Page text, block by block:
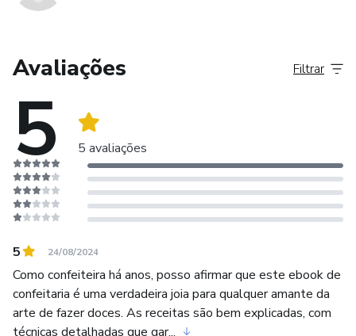
Avaliações
5 5 avaliações
Filtrar
5 24/08/2024
Como confeiteira há anos, posso afirmar que este ebook de
confeitaria é uma verdadeira joia para qualquer amante da
arte de fazer doces. As receitas são bem explicadas, com
técnicas detalhadas que gar...